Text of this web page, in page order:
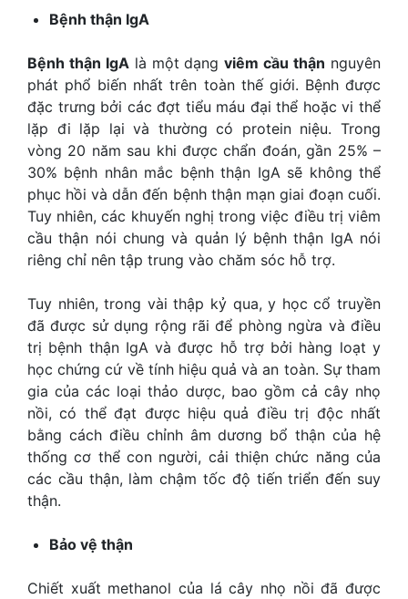
Bệnh thận IgA
Bệnh thận IgAlà một dạngviêm cầu thận nguyên
phát phổ biến nhất trên toàn thế giới. Bệnh được
đặc trưng bởi các đợt tiểu máu đại thể hoặc vi thể
lặp đi lặp lại và thường có protein niệu. Trong
vòng 20 năm sau khi được chẩn đoán, gần 25% –
30% bệnh nhân mắc bệnh thận IgA sẽ không thể
phục hồi và dẫn đến bệnh thận mạn giai đoạn cuối.
Tuy nhiên, các khuyến nghị trong việc điều trị viêm
cầu thận nói chung và quản lý bệnh thận IgA nói
riêng chỉ nên tập trung vào chăm sóc hỗ trợ.
Tuy nhiên, trong vài thập kỷ qua, y học cổ truyền
đã được sử dụng rộng rãi để phòng ngừa và điều
trị bệnh thận IgA và được hỗ trợ bởi hàng loạt y
học chứng cứ về tính hiệu quả và an toàn. Sự tham
gia của các loại thảo dược, bao gồm cả cây nhọ
nồi, có thể đạt được hiệu quả điều trị độc nhất
bằng cách điều chỉnh âm dương bổ thận của hệ
thống cơ thể con người, cải thiện chức năng của
các cầu thận, làm chậm tốc độ tiến triển đến suy
thận.
Bảo vệ thận
Chiết xuất methanol của lá cây nhọ nồi đã được